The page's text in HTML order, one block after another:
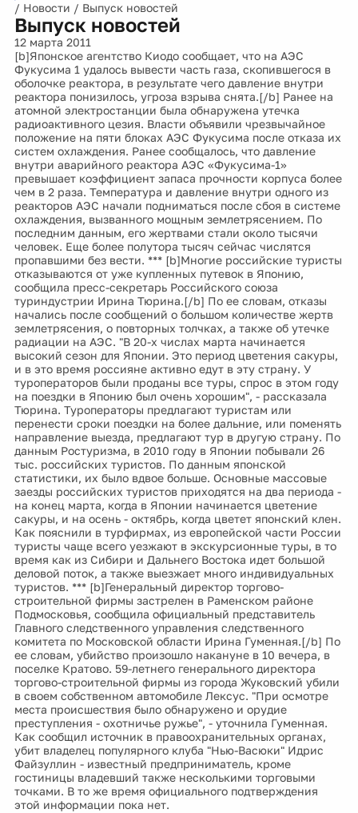
/ Новости / Выпуск новостей
Выпуск новостей
12 марта 2011
[b]Японское агентство Киодо сообщает, что на АЭС
Фукусима 1 удалось вывести часть газа, скопившегося в
оболочке реактора, в результате чего давление внутри
реактора понизилось, угроза взрыва снята.[/b] Ранее на
атомной электростанции была обнаружена утечка
радиоактивного цезия. Власти объявили чрезвычайное
положение на пяти блоках АЭС Фукусима после отказа их
систем охлаждения. Ранее сообщалось, что давление
внутри аварийного реактора АЭС «Фукусима-1»
превышает коэффициент запаса прочности корпуса более
чем в 2 раза. Температура и давление внутри одного из
реакторов АЭС начали подниматься после сбоя в системе
охлаждения, вызванного мощным землетрясением. По
последним данным, его жертвами стали около тысячи
человек. Еще более полутора тысяч сейчас числятся
пропавшими без вести. *** [b]Многие российские туристы
отказываются от уже купленных путевок в Японию,
сообщила пресс-секретарь Российского союза
туриндустрии Ирина Тюрина.[/b] По ее словам, отказы
начались после сообщений о большом количестве жертв
землетрясения, о повторных толчках, а также об утечке
радиации на АЭС. "В 20-х числах марта начинается
высокий сезон для Японии. Это период цветения сакуры,
и в это время россияне активно едут в эту страну. У
туроператоров были проданы все туры, спрос в этом году
на поездки в Японию был очень хорошим", - рассказала
Тюрина. Туроператоры предлагают туристам или
перенести сроки поездки на более дальние, или поменять
направление выезда, предлагают тур в другую страну. По
данным Ростуризма, в 2010 году в Японии побывали 26
тыс. российских туристов. По данным японской
статистики, их было вдвое больше. Основные массовые
заезды российских туристов приходятся на два периода -
на конец марта, когда в Японии начинается цветение
сакуры, и на осень - октябрь, когда цветет японский клен.
Как пояснили в турфирмах, из европейской части России
туристы чаще всего уезжают в экскурсионные туры, в то
время как из Сибири и Дальнего Востока идет большой
деловой поток, а также выезжает много индивидуальных
туристов. *** [b]Генеральный директор торгово-
строительной фирмы застрелен в Раменском районе
Подмосковья, сообщила официальный представитель
Главного следственного управления следственного
комитета по Московской области Ирина Гуменная.[/b] По
ее словам, убийство произошло накануне в 10 вечера, в
поселке Кратово. 59-летнего генерального директора
торгово-строительной фирмы из города Жуковский убили
в своем собственном автомобиле Лексус. "При осмотре
места происшествия было обнаружено и орудие
преступления - охотничье ружье", - уточнила Гуменная.
Как сообщил источник в правоохранительных органах,
убит владелец популярного клуба "Нью-Васюки" Идрис
Файзуллин - известный предприниматель, кроме
гостиницы владевший также несколькими торговыми
точками. В то же время официального подтверждения
этой информации пока нет.